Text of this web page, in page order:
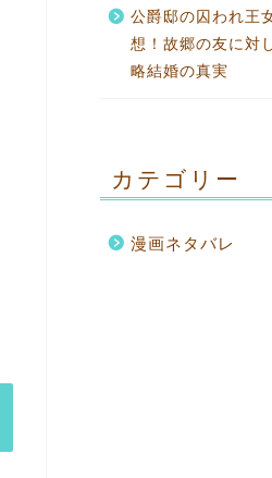
公爵邸の囚われ王
想！故郷の友に対
略結婚の真実
カテゴリー
漫画ネタバレ